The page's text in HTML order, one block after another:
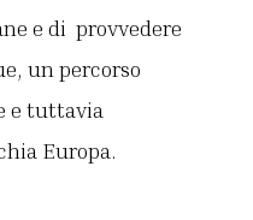
e di provvedere
un percorso
e tuttavia
Europa.